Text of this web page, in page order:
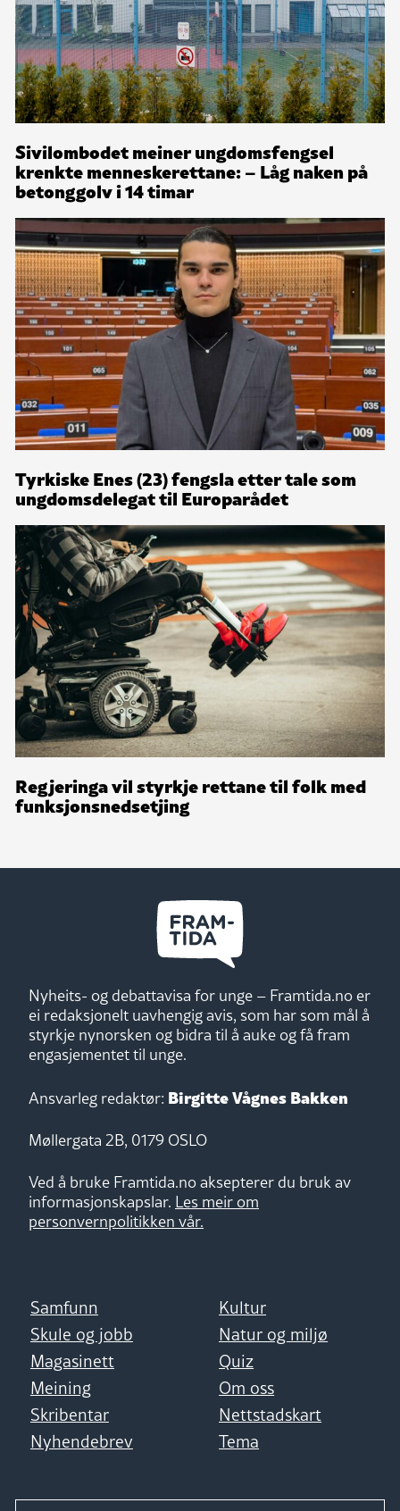
Sivilombodet meiner ungdomsfengsel
krenkte menneskerettane: – Låg naken på
betonggolv i 14 timar
Tyrkiske Enes (23) fengsla etter tale som
ungdomsdelegat til Europarådet
Regjeringa vil styrkje rettane til folk med
funksjonsnedsetjing
Nyheits- og debattavisa for unge – Framtida.no er
ei redaksjonelt uavhengig avis, som har som mål å
styrkje nynorsken og bidra til å auke og få fram
engasjementet til unge.
Ansvarleg redaktør: Birgitte Vågnes Bakken
Møllergata 2B, 0179 OSLO
Ved å bruke Framtida.no aksepterer du bruk av
informasjonskapslar. Les meir om
personvernpolitikken vår.
Samfunn
Kultur
Skule og jobb
Natur og miljø
Magasinett
Quiz
Meining
Om oss
Skribentar
Nettstadskart
Nyhendebrev
Tema